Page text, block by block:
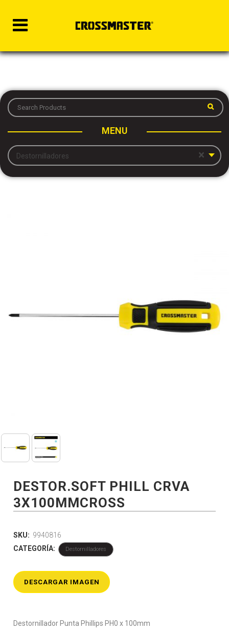
MENU
×
Destornilladores
DESTOR.SOFT PHILL CRVA
3X100MMCROSS
SKU: 9940816
CATEGORÍA:
Destornilladores
DESCARGAR IMAGEN
Destornillador Punta Phillips PH0 x 100mm